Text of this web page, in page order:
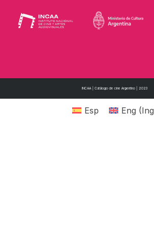
INCAA | Catálogo de cine Argentino | 2023
Esp Eng (Ing